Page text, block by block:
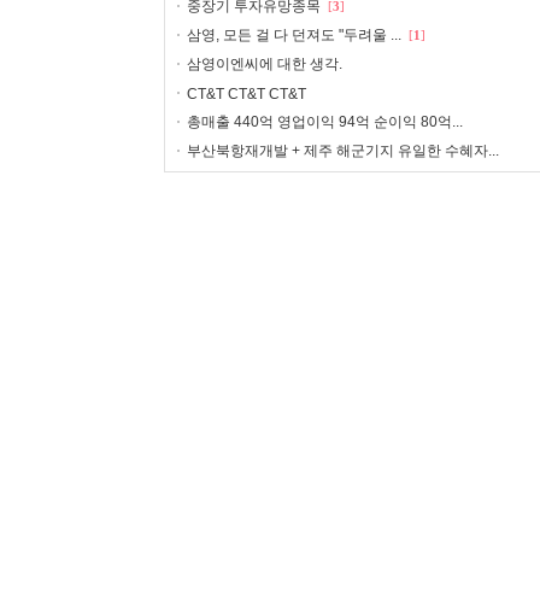
중장기 투자유망종목 [3]
삼영, 모든 걸 다 던져도 "두려울 ... [1]
삼영이엔씨에 대한 생각.
CT&T CT&T CT&T
총매출 440억 영업이익 94억 순이익 80억...
부산북항재개발 + 제주 해군기지 유일한 수혜자...